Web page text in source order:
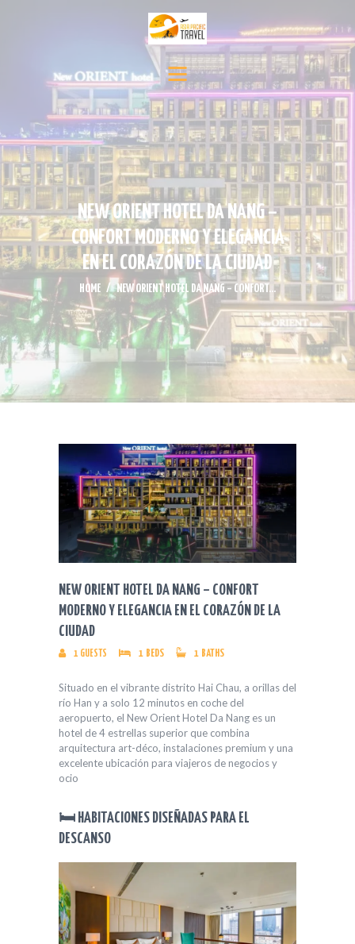
NEW ORIENT HOTEL DA NANG –
CONFORT MODERNO Y ELEGANCIA
EN EL CORAZÓN DE LA CIUDAD
HOME NEW ORIENT HOTEL DA NANG – CONFORT...
DESTINOS
SERVICIO DE VIAJE
CONTÁCTENOS
MEDIA
NOTICIAS Y EVENTOS
NEW ORIENT HOTEL DA NANG – CONFORT
MODERNO Y ELEGANCIA EN EL CORAZÓN DE LA
CIUDAD
1 GUESTS 1 BEDS 1 BATHS
Situado en el vibrante distrito Hai Chau, a orillas del
río Han y a solo 12 minutos en coche del
aeropuerto, el New Orient Hotel Da Nang es un
hotel de 4 estrellas superior que combina
arquitectura art-déco, instalaciones premium y una
excelente ubicación para viajeros de negocios y
ocio
🛏️ HABITACIONES DISEÑADAS PARA EL
DESCANSO